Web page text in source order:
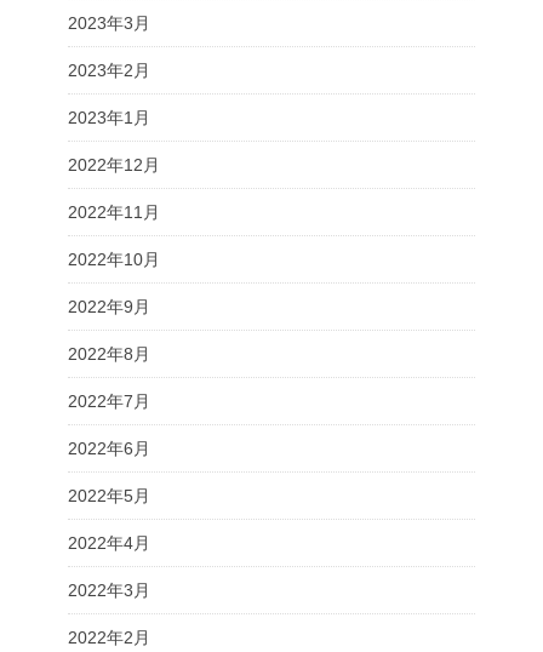
2023年3月
2023年2月
2023年1月
2022年12月
2022年11月
2022年10月
2022年9月
2022年8月
2022年7月
2022年6月
2022年5月
2022年4月
2022年3月
2022年2月